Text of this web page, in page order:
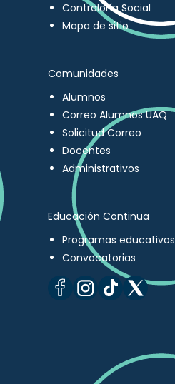
Contraloría Social
Mapa de sitio
Comunidades
Alumnos
Correo Alumnos UAQ
Solicitud Correo
Docentes
Administrativos
Educación Continua
Programas educativos
Convocatorias